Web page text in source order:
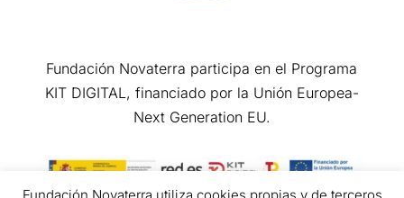
Fundación Novaterra participa en el Programa
KIT DIGITAL, financiado por la Unión Europea-
Next Generation EU.